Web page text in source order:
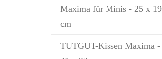
Maxima für Minis - 25 x 19
cm
TUTGUT-Kissen Maxima -